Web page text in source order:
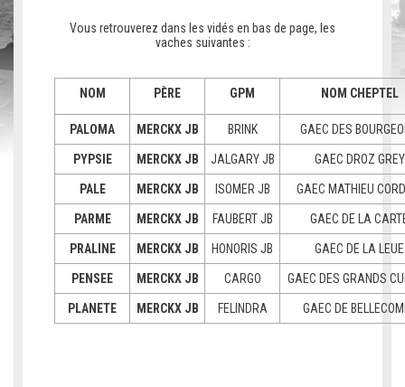
Vous retrouverez dans les vidés en bas de page, les
vaches suivantes :
NOM PÈRE GPM NOM CHEPTEL
PALOMA MERCKX JB BRINK GAEC DES
PYPSIE MERCKX JB JALGARY JB GAEC DROZ GREY
PALE MERCKX JB ISOMER JB GAEC MATHIEU
PARME MERCKX JB FAUBERT JB GAEC DE LA
PRALINE MERCKX JB HONORIS JB GAEC DE LA LEUE
PENSEE MERCKX JB CARGO GAEC DES GRANDS
PLANETE MERCKX JB FELINDRA GAEC DE